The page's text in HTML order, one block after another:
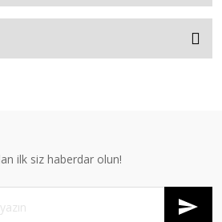
ilk siz haberdar olun!